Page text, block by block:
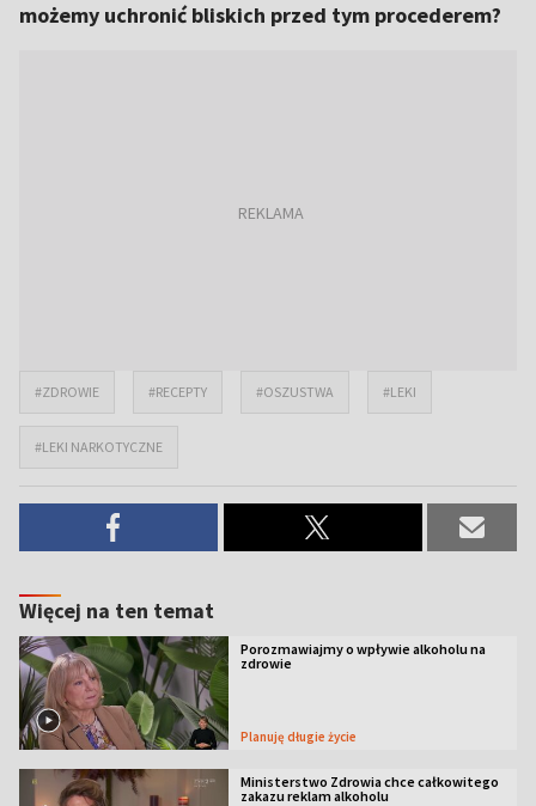
możemy uchronić bliskich przed tym procederem?
#ZDROWIE #RECEPTY #OSZUSTWA #LEKI
#LEKI NARKOTYCZNE
Więcej na ten temat
Porozmawiajmy o wpływie alkoholu na
zdrowie
Planuję długie życie
Ministerstwo Zdrowia chce całkowitego
zakazu reklam alkoholu